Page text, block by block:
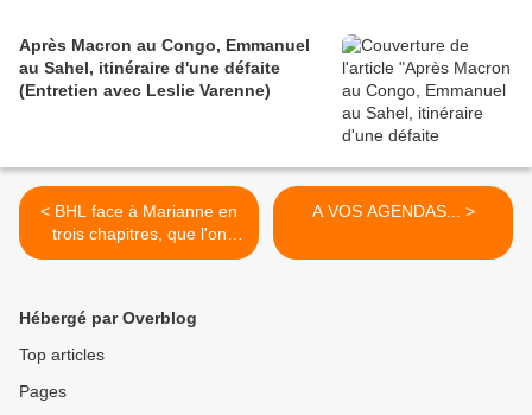
Après Macron au Congo, Emmanuel
au Sahel, itinéraire d'une défaite
(Entretien avec Leslie Varenne)
< BHL face à Marianne en
trois chapitres, que l'on
nommera Polanski,
A VOS AGENDAS... >
Hébergé par Overblog
Top articles
Pages